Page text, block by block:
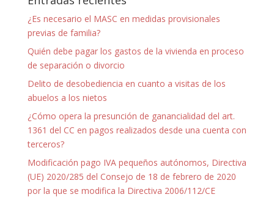
¿Es necesario el MASC en medidas provisionales
previas de familia?
Quién debe pagar los gastos de la vivienda en proceso
de separación o divorcio
Delito de desobediencia en cuanto a visitas de los
abuelos a los nietos
¿Cómo opera la presunción de ganancialidad del art.
1361 del CC en pagos realizados desde una cuenta con
terceros?
Modificación pago IVA pequeños autónomos, Directiva
(UE) 2020/285 del Consejo de 18 de febrero de 2020
por la que se modifica la Directiva 2006/112/CE